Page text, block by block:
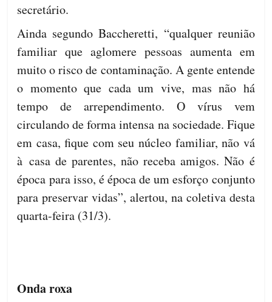
secretário.
Ainda segundo Baccheretti, “qualquer reunião
familiar que aglomere pessoas aumenta em
muito o risco de contaminação. A gente entende
o momento que cada um vive, mas não há
tempo de arrependimento. O vírus vem
circulando de forma intensa na sociedade. Fique
em casa, fique com seu núcleo familiar, não vá
à casa de parentes, não receba amigos. Não é
época para isso, é época de um esforço conjunto
para preservar vidas”, alertou, na coletiva desta
quarta-feira (31/3).
Onda roxa